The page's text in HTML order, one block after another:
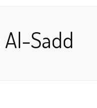
Al-Sadd